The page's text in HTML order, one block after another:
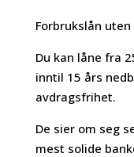
Forbrukslån
Du kan låne fra
inntil 15 års
avdragsfrihet.
De sier om seg
mest solide